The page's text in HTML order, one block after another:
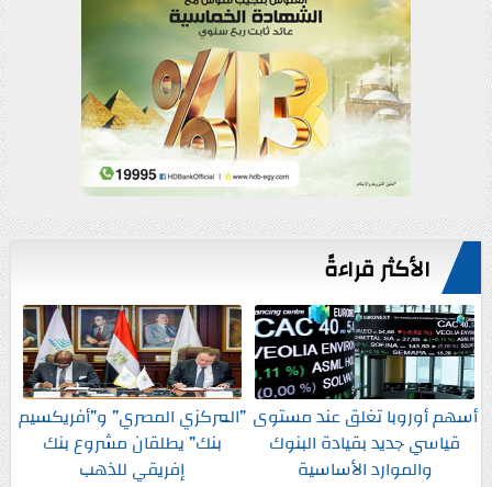
الأكثر قراءةً
أسهم أوروبا تغلق عند مستوى
قياسي جديد بقيادة البنوك
والموارد الأساسية
”المركزي المصري” و”أفريكسيم
بنك” يطلقان مشروع بنك
إفريقي للذهب